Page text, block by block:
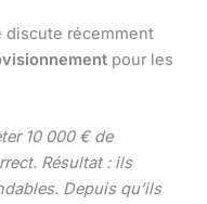
discute récemment
pour les
10 000 € de
Résultat : ils
Depuis qu’ils